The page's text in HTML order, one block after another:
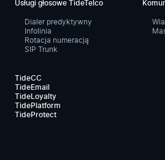
Usługi głosowe TideTelco
Dialer predyktywny
Infolinia
Rotacja numeracją
SIP Trunk
TideCC
TideEmail
TideLoyalty
TidePlatform
TideProtect